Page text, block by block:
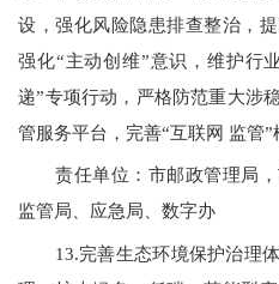
设，强化风险隐患排查整治，
强化“主动创维”意识，维护行
递”专项行动，严格防范重大涉
管服务平台，完善“互联网 监管”
责任单位：市邮政管理局，
监管局、应急局、数字办
13.完善生态环境保护治理